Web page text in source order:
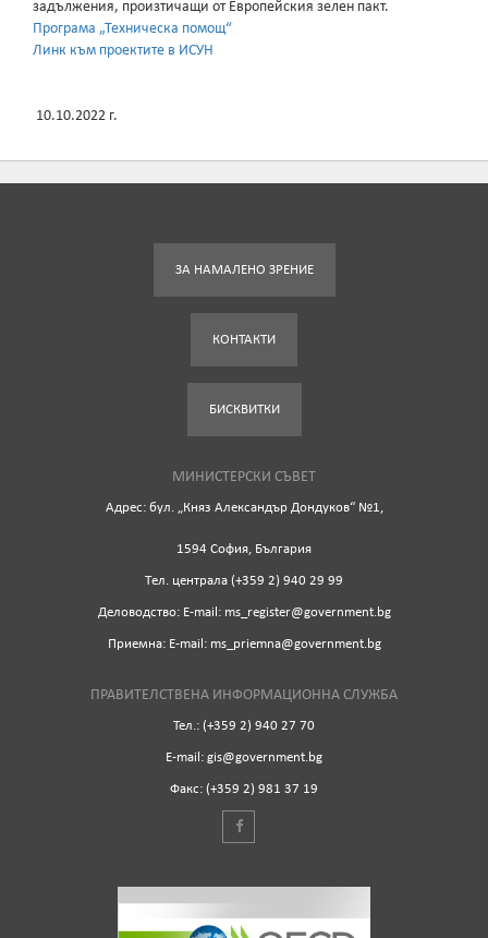
задължения, произтичащи от Европейския зелен пакт.
Програма „Техническа помощ“
Линк към проектите в ИСУН
10.10.2022 г.
ЗА НАМАЛЕНО ЗРЕНИЕ
КОНТАКТИ
БИСКВИТКИ
МИНИСТЕРСКИ СЪВЕТ
Адрес: бул. „Княз Александър Дондуков“ №1,
1594 София, България
Tел. централа (+359 2) 940 29 99
Деловодство: Е-mail: ms_register@government.bg
Приемна: Е-mail: ms_priemna@government.bg
ПРАВИТЕЛСТВЕНА ИНФОРМАЦИОННА СЛУЖБА
Тел.: (+359 2) 940 27 70
Е-mail: gis@government.bg
Факс: (+359 2) 981 37 19